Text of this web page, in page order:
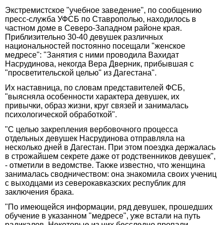
Экстремистское "учебное заведение", по сообщению
пресс-служба УФСБ по Ставрополью, находилось в
частном доме в Северо-Западном районе края.
Приблизительно 30-40 девушек различных
национальностей постоянно посещали "женское
медресе": "Занятия с ними проводила Вахидат
Насрудинова, некогда Вера Дверник, прибывшая с
"просветительской целью" из Дагестана".
Их наставница, по словам представителей ФСБ,
"выясняла особенности характера девушек, их
привычки, образ жизни, круг связей и занималась
психологической обработкой".
"С целью закрепления вербовочного процесса
отдельных девушек Насрудинова отправляла на
несколько дней в Дагестан. При этом поездка держалась
в строжайшем секрете даже от родственников девушек",
- отметили в ведомстве. Также известно, что женщина
занималась сводничеством: она знакомила своих учениц
с выходцами из северокавказских республик для
заключения брака.
"По имеющейся информации, ряд девушек, прошедших
обучение в указанном "медресе", уже встали на путь